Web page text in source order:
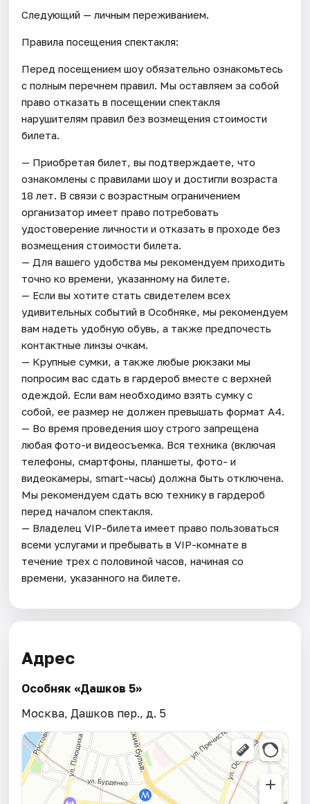
Следующий — личным переживанием.
Правила посещения спектакля:
Перед посещением шоу обязательно ознакомьтесь
с полным перечнем правил. Мы оставляем за собой
право отказать в посещении спектакля
нарушителям правил без возмещения стоимости
билета.
— Приобретая билет, вы подтверждаете, что
ознакомлены с правилами шоу и достигли возраста
18 лет. В связи с возрастным ограничением
организатор имеет право потребовать
удостоверение личности и отказать в проходе без
возмещения стоимости билета.
— Для вашего удобства мы рекомендуем приходить
точно ко времени, указанному на билете.
— Если вы хотите стать свидетелем всех
удивительных событий в Особняке, мы рекомендуем
вам надеть удобную обувь, а также предпочесть
контактные линзы очкам.
— Крупные сумки, а также любые рюкзаки мы
попросим вас сдать в гардероб вместе с верхней
одеждой. Если вам необходимо взять сумку с
собой, ее размер не должен превышать формат А4.
— Во время проведения шоу строго запрещена
любая фото-и видеосъемка. Вся техника (включая
телефоны, смартфоны, планшеты, фото- и
видеокамеры, smart-часы) должна быть отключена.
Мы рекомендуем сдать всю технику в гардероб
перед началом спектакля.
— Владелец VIP-билета имеет право пользоваться
всеми услугами и пребывать в VIP-комнате в
течение трех с половиной часов, начиная со
времени, указанного на билете.
Адрес
Особняк «Дашков 5»
Москва, Дашков пер., д. 5